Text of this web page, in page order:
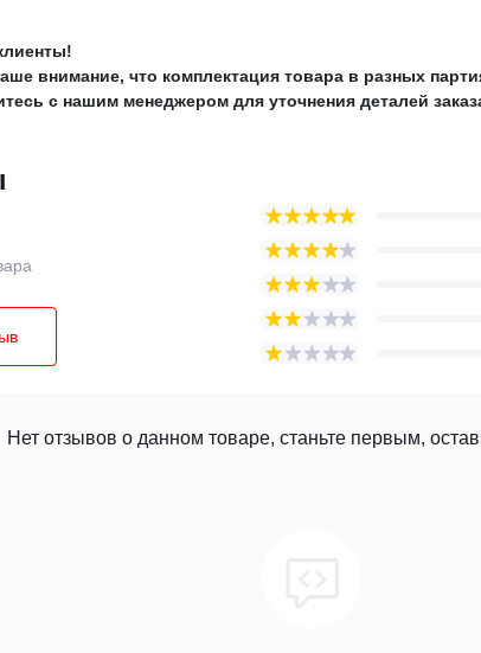
внимание, что комплектация товара в разных
с нашим менеджером для уточнения деталей
Нет отзывов о данном товаре, станьте первым,